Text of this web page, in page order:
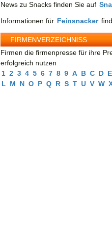
News zu Snacks finden Sie auf
Informationen für Feinsnacker
FIRMENVERZEICHNISS
Firmen die firmenpresse für ihre
erfolgreich nutzen
1 2 3 4 5 6 7 8 9 A B C D E
L
M N O P Q R S T U V W